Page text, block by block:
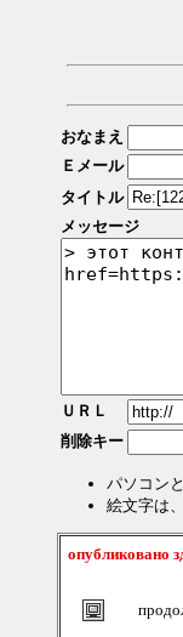
おなまえ
Ｅメール
タイトル
メッセージ
ＵＲＬ
削除キー
パソコン
絵文字は
опубликовано